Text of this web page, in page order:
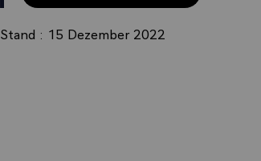
Stand : 15 Dezember 2022